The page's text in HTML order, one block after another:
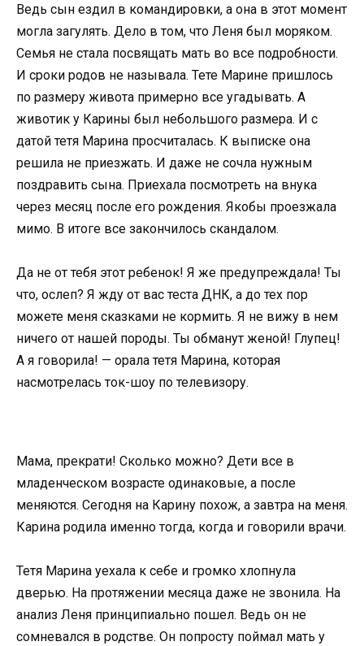
Ведь сын ездил в командировки, а она в этот момент
могла загулять. Дело в том, что Леня был моряком.
Семья не стала посвящать мать во все подробности.
И сроки родов не называла. Тете Марине пришлось
по размеру живота примерно все угадывать. А
животик у Карины был небольшого размера. И с
датой тетя Марина просчиталась. К выписке она
решила не приезжать. И даже не сочла нужным
поздравить сына. Приехала посмотреть на внука
через месяц после его рождения. Якобы проезжала
мимо. В итоге все закончилось скандалом.
Да не от тебя этот ребенок! Я же предупреждала! Ты
что, ослеп? Я жду от вас теста ДНК, а до тех пор
можете меня сказками не кормить. Я не вижу в нем
ничего от нашей породы. Ты обманут женой! Глупец!
А я говорила! — орала тетя Марина, которая
насмотрелась ток-шоу по телевизору.
Мама, прекрати! Сколько можно? Дети все в
младенческом возрасте одинаковые, а после
меняются. Сегодня на Карину похож, а завтра на меня.
Карина родила именно тогда, когда и говорили врачи.
Тетя Марина уехала к себе и громко хлопнула
дверью. На протяжении месяца даже не звонила. На
анализ Леня принципиально пошел. Ведь он не
сомневался в родстве. Он попросту поймал мать у